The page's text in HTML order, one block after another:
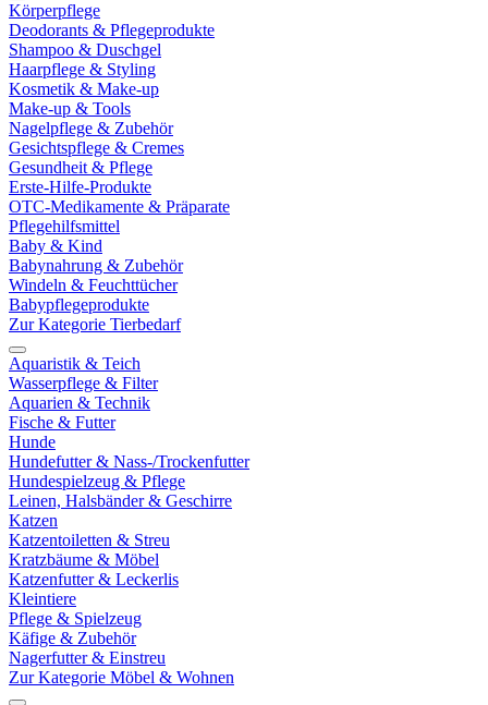
Körperpflege
Deodorants & Pflegeprodukte
Shampoo & Duschgel
Haarpflege & Styling
Kosmetik & Make-up
Make-up & Tools
Nagelpflege & Zubehör
Gesichtspflege & Cremes
Gesundheit & Pflege
Erste-Hilfe-Produkte
OTC-Medikamente & Präparate
Pflegehilfsmittel
Baby & Kind
Babynahrung & Zubehör
Windeln & Feuchttücher
Babypflegeprodukte
Zur Kategorie Tierbedarf
Aquaristik & Teich
Wasserpflege & Filter
Aquarien & Technik
Fische & Futter
Hunde
Hundefutter & Nass-/Trockenfutter
Hundespielzeug & Pflege
Leinen, Halsbänder & Geschirre
Katzen
Katzentoiletten & Streu
Kratzbäume & Möbel
Katzenfutter & Leckerlis
Kleintiere
Pflege & Spielzeug
Käfige & Zubehör
Nagerfutter & Einstreu
Zur Kategorie Möbel & Wohnen